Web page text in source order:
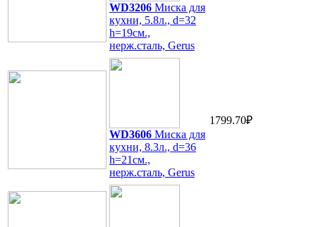
WD3206 Миска для
кухни, 5.8л., d=32
h=19см.,
нерж.сталь, Gerus
WD3606 Миска для
кухни, 8.3л., d=36
h=21см.,
нерж.сталь, Gerus
1799.70₽